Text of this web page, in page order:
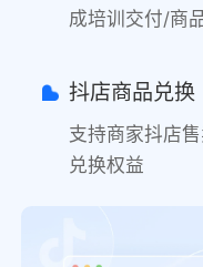
成培训交付/商
抖店商品兑换
支持商家抖店
兑换权益